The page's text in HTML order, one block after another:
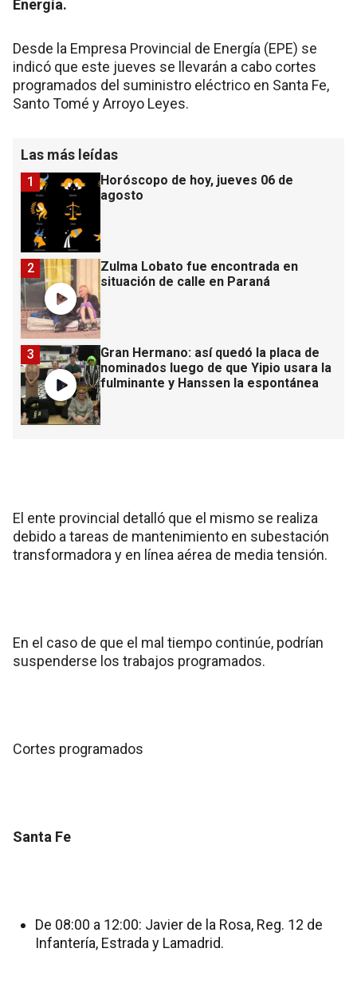
Energía.
Desde la Empresa Provincial de Energía (EPE) se
indicó que este jueves se llevarán a cabo cortes
programados del suministro eléctrico en Santa Fe,
Santo Tomé y Arroyo Leyes.
Las más leídas
Horóscopo de hoy, jueves 06 de
agosto
1
Zulma Lobato fue encontrada en
situación de calle en Paraná
2
Gran Hermano: así quedó la placa de
nominados luego de que Yipio usara la
fulminante y Hanssen la espontánea
3
El ente provincial detalló que el mismo se realiza
debido a tareas de mantenimiento en subestación
transformadora y en línea aérea de media tensión.
En el caso de que el mal tiempo continúe, podrían
suspenderse los trabajos programados.
Cortes programados
Santa Fe
De 08:00 a 12:00: Javier de la Rosa, Reg. 12 de
Infantería, Estrada y Lamadrid.